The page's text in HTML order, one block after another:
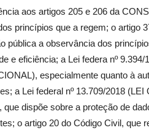
aos artigos 205 e 206 da
princípios que a regem; o artigo
pública a observância dos
e eficiência; a Lei federa nº
especialmente quanto à
a Lei federal nº 13.709/2018
dispõe sobre a proteção de
o artigo 20 do Código Civil, que